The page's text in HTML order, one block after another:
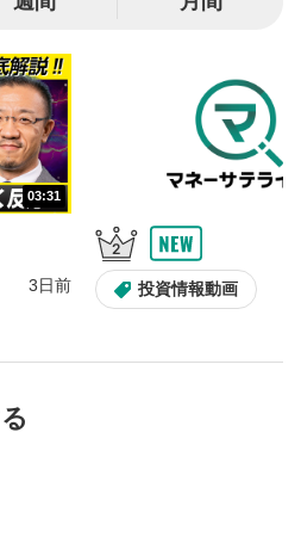
ます。再度クリックすると元
03:31
3日前 投資情報動画